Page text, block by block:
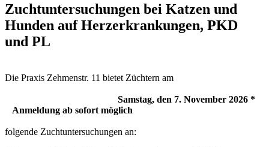
Zuchtuntersuchungen bei Katzen und
Hunden auf Herzerkrankungen, PKD
und PL
Die Praxis Zehmenstr. 11 bietet Züchtern am
Samstag, den 7. November 2026 *
Anmeldung ab sofort möglich
folgende Zuchtuntersuchungen an: